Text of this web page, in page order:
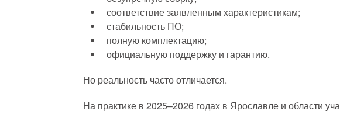
соответствие заявленным характеристикам;
стабильность ПО;
полную комплектацию;
официальную поддержку и гарантию.
Но реальность часто отличается.
На практике в 2025–2026 годах в Ярославле и области